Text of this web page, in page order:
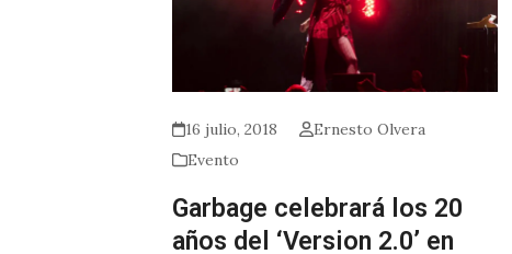
16 julio, 2018
Ernesto Olvera
Evento
Garbage celebrará los 20
años del ‘Version 2.0’ en